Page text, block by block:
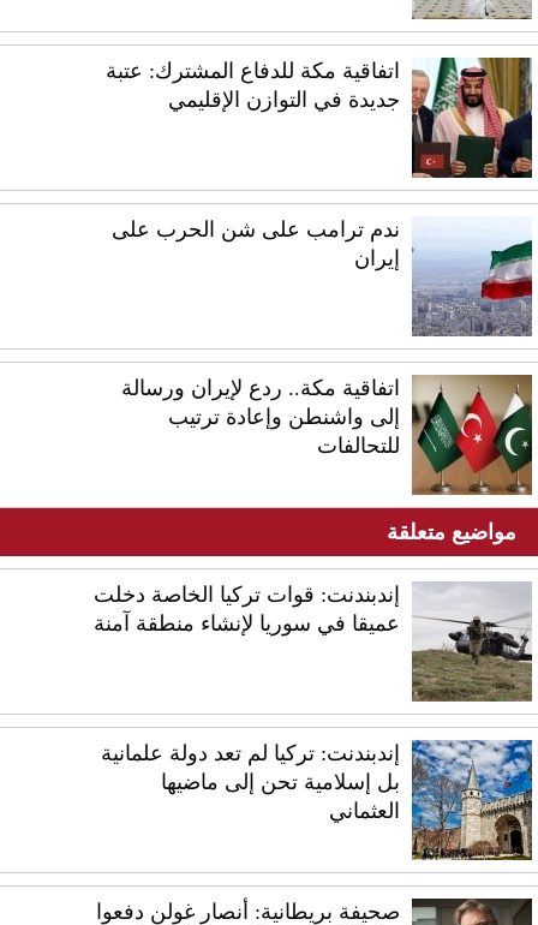
اتفاقية مكة للدفاع المشترك: عتبة
جديدة في التوازن الإقليمي
ندم ترامب على شن الحرب على
إيران
اتفاقية مكة.. ردع لإيران ورسالة
إلى واشنطن وإعادة ترتيب
للتحالفات
مواضيع متعلقة
إندبندنت: قوات تركيا الخاصة دخلت
عميقا في سوريا لإنشاء منطقة آمنة
إندبندنت: تركيا لم تعد دولة علمانية
بل إسلامية تحن إلى ماضيها
العثماني
صحيفة بريطانية: أنصار غولن دفعوا